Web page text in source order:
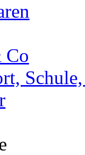
Co